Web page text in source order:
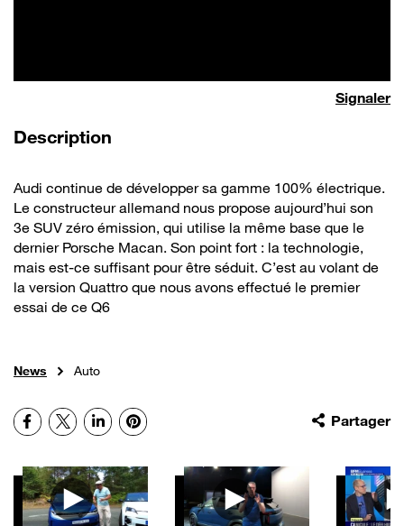
Signaler
Description
Audi continue de développer sa gamme 100% électrique.
Le constructeur allemand nous propose aujourd’hui son
3e SUV zéro émission, qui utilise la même base que le
dernier Porsche Macan. Son point fort : la technologie,
mais est-ce suffisant pour être séduit. C’est au volant de
la version Quattro que nous avons effectué le premier
essai de ce Q6
News Auto
Partager
Facebook
X LinkedInPinterest
Autres vidéos